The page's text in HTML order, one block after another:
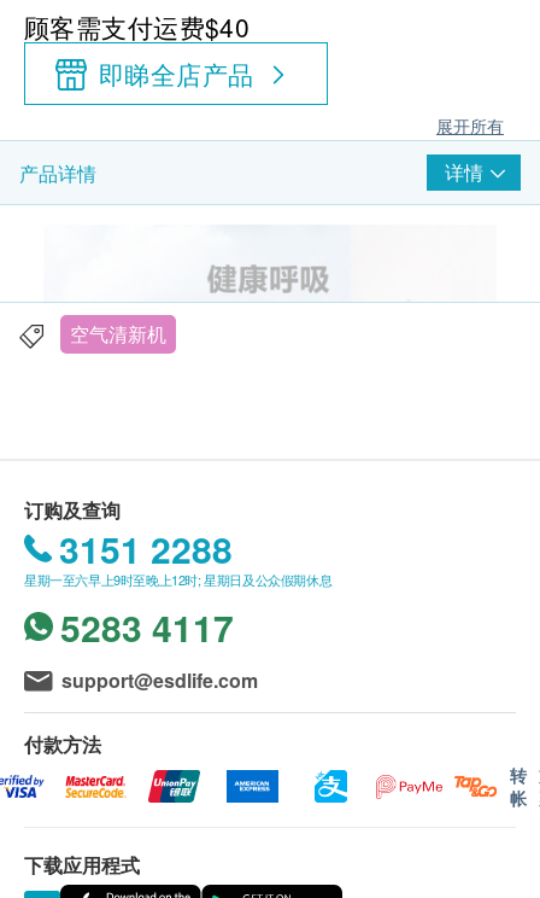
顾客需支付运费$40
即睇全店产品
展开所有
产品详情 详情
空气清新机
订购及查询
3151 2288
星期一至六早上9时至晚上12时; 星期日及公众假期休息
5283 4117
support@esdlife.com
付款方法
转
帐
下载应用程式